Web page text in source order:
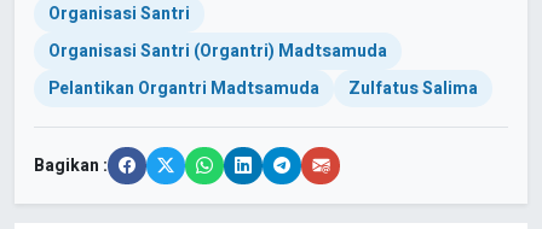
Organisasi Santri
Organisasi Santri (Organtri) Madtsamuda
Pelantikan Organtri Madtsamuda
Zulfatus Salima
Bagikan :